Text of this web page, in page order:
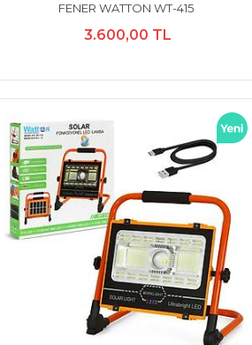
FENER WATTON WT-415
3.600,00 TL